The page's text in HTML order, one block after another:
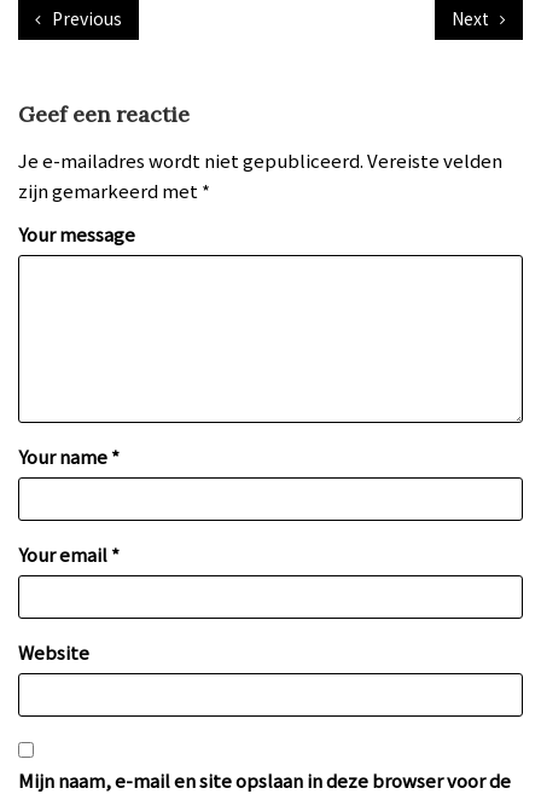
Previous Next
Geef een reactie
Je e-mailadres wordt niet gepubliceerd.Vereiste velden
zijn gemarkeerd met *
Your message
Your name *
Your email *
Website
Mijn naam, e-mail en site opslaan in deze browser voor de